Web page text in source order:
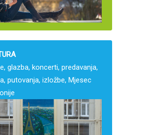
glazba, koncerti, predavanja,
putovanja, izložbe, Mjesec